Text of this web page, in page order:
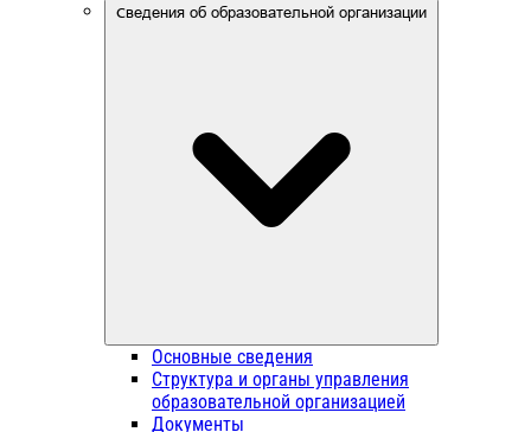
Сведения об образовательной организации
Основные сведения
Структура и органы управления
образовательной организацией
Документы